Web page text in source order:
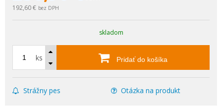
192,60 € bez DPH
skladom
ks Pridať do košíka
Strážny pes Otázka na produkt